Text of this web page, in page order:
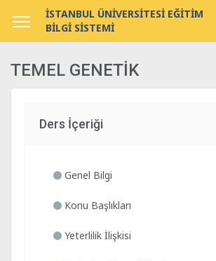
İSTANBUL ÜNİVERSİTESİ EĞİTİM
BİLGİ SİSTEMİ
TEMEL GENETİK
Ders İçeriği
Genel Bilgi
Konu Başlıkları
Yeterlilik İlişkisi